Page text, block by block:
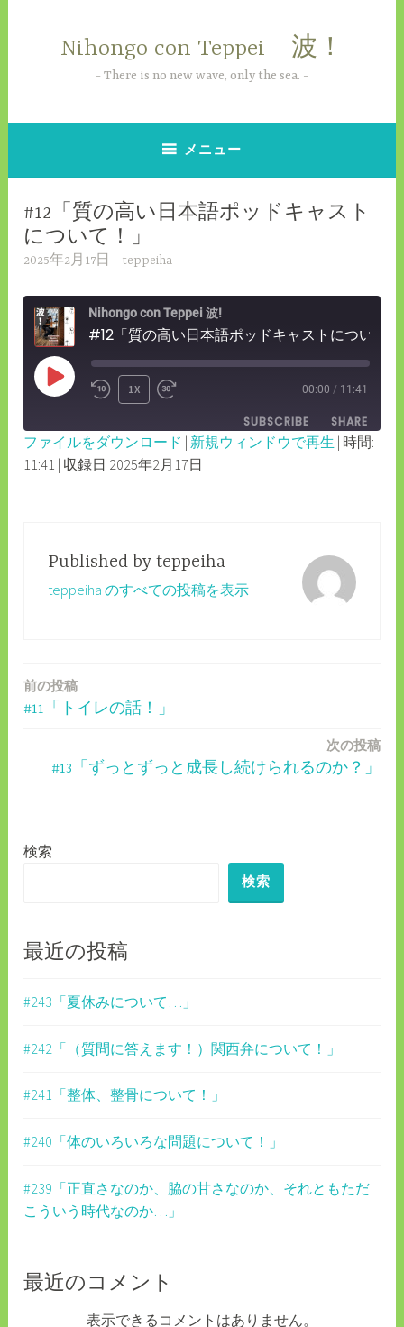
へ
Nihongo con Teppei 波！
There is no new wave, only the sea.
メニュー
#12「質の高い日本語ポッドキャスト
について！」
2025年2月17日 teppeiha
Nihongo con Teppei 波!
PLAY
REWIND
10
SECONDS
1X
FAST
FORWARD
30
00:00 / 11:41
SUBSCRIBE SHARE
SHARE
ファイルをダウンロード | 新規ウィンドウで再生 | 時間:
11:41 | 収録日 2025年2月17日
Published by teppeiha
teppeiha のすべての投稿を表示
投
ー
ン
前の投稿
#11「トイレの話！」
次の投稿
#13「ずっとずっと成長し続けられるのか？」
検索
検索
最近の投稿
#243「夏休みについて…」
#242「（質問に答えます！）関西弁について！」
#241「整体、整骨について！」
#240「体のいろいろな問題について！」
#239「正直さなのか、脇の甘さなのか、それともただ
こういう時代なのか…」
最近のコメント
表示できるコメントはありません。